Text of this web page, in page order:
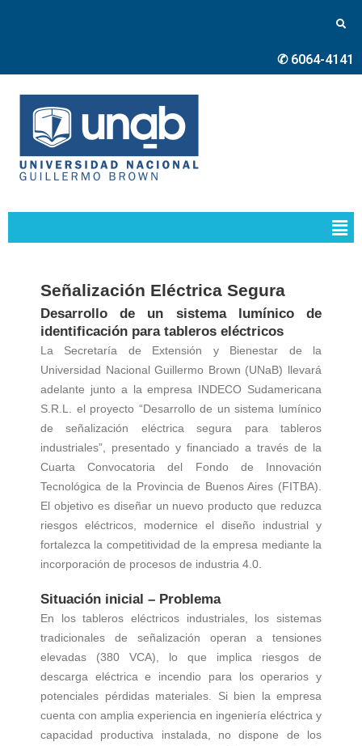
✆ 6064-4141
Señalización Eléctrica Segura
Desarrollo de un sistema lumínico de
identificación para tableros eléctricos
La Secretaría de Extensión y Bienestar de la
Universidad Nacional Guillermo Brown (UNaB) llevará
adelante junto a la empresa INDECO Sudamericana
S.R.L. el proyecto “Desarrollo de un sistema lumínico
de señalización eléctrica segura para tableros
industriales”, presentado y financiado a través de la
Cuarta Convocatoria del Fondo de Innovación
Tecnológica de la Provincia de Buenos Aires (FITBA).
El objetivo es diseñar un nuevo producto que reduzca
riesgos eléctricos, modernice el diseño industrial y
fortalezca la competitividad de la empresa mediante la
incorporación de procesos de industria 4.0.
Situación inicial – Problema
En los tableros eléctricos industriales, los sistemas
tradicionales de señalización operan a tensiones
elevadas (380 VCA), lo que implica riesgos de
descarga eléctrica e incendio para los operarios y
potenciales pérdidas materiales. Si bien la empresa
cuenta con amplia experiencia en ingeniería eléctrica y
capacidad productiva instalada, no dispone de los